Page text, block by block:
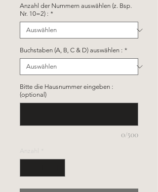
Anzahl der Nummern auswählen (z. Bsp.
Nr. 10=2) : *
Buchstaben (A, B, C & D) auswählen : *
Bitte die Hausnummer eingeben :
(optional)
0/500
Anzahl